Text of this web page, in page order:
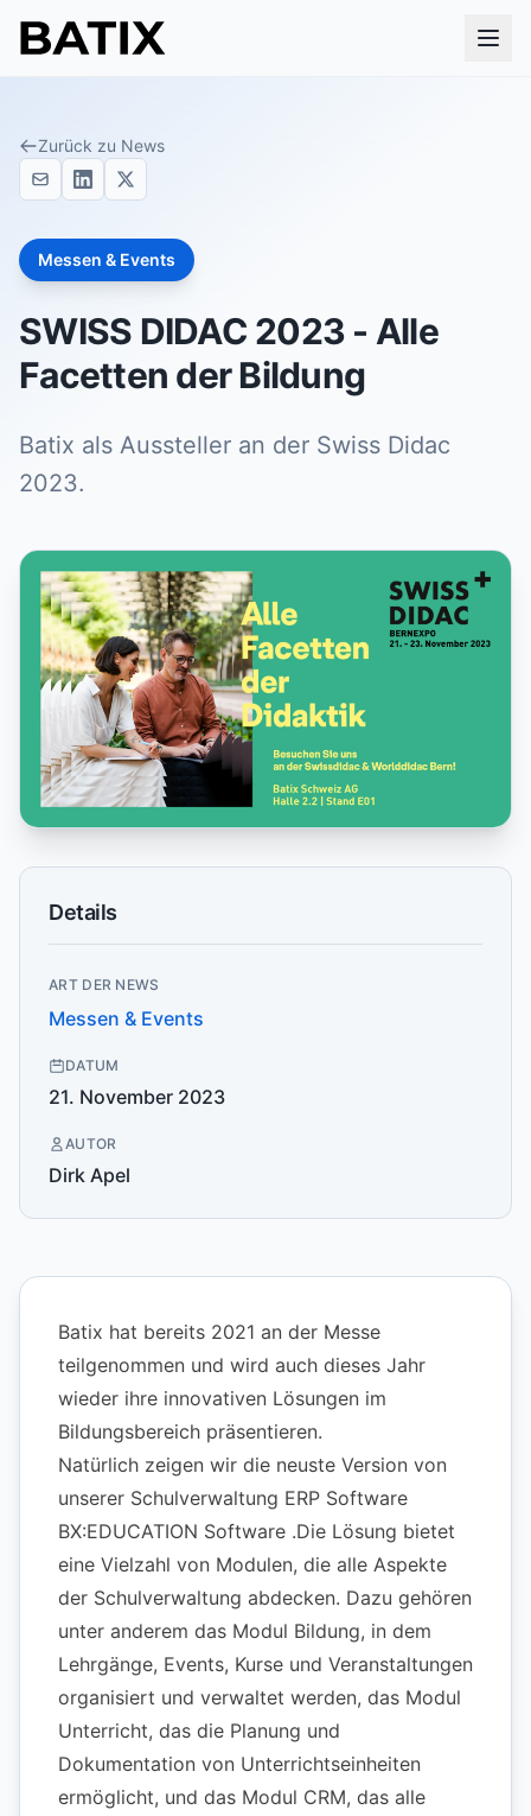
Zurück zu News
Messen & Events
SWISS DIDAC 2023 - Alle
Facetten der Bildung
Batix als Aussteller an der Swiss Didac
2023.
Details
ART DER NEWS
Messen & Events
DATUM
21. November 2023
AUTOR
Dirk Apel
Batix hat bereits 2021 an der Messe
teilgenommen und wird auch dieses Jahr
wieder ihre innovativen Lösungen im
Bildungsbereich präsentieren.
Natürlich zeigen wir die neuste Version von
unserer Schulverwaltung ERP Software
BX:EDUCATION Software .Die Lösung bietet
eine Vielzahl von Modulen, die alle Aspekte
der Schulverwaltung abdecken. Dazu gehören
unter anderem das Modul Bildung, in dem
Lehrgänge, Events, Kurse und Veranstaltungen
organisiert und verwaltet werden, das Modul
Unterricht, das die Planung und
Dokumentation von Unterrichtseinheiten
ermöglicht, und das Modul CRM, das alle